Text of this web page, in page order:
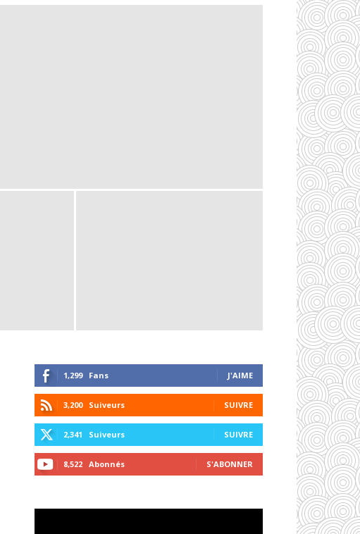
1,299 Fans J'AIME
3,200 Suiveurs SUIVRE
2,341 Suiveurs SUIVRE
8,522 Abonnés S'ABONNER